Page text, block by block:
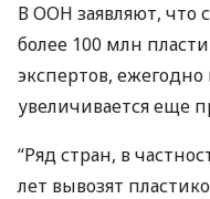
ВООН заявляют, что
более 100 млн
экспертов,
увеличивается еще
“Ряд стран, в
лет вывозят